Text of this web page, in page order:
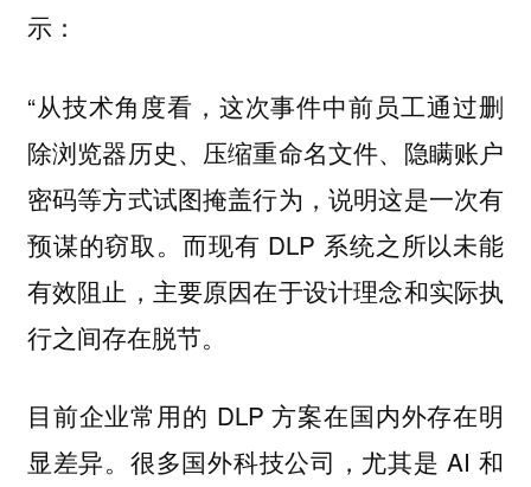
示：
“从技术角度看，这次事件中前员工通过删
除浏览器历史、压缩重命名文件、隐瞒账户
密码等方式试图掩盖行为，说明这是一次有
预谋的窃取。而现有 DLP 系统之所以未能
有效阻止，主要原因在于设计理念和实际执
行之间存在脱节。
目前企业常用的 DLP 方案在国内外存在明
显差异。很多国外科技公司，尤其是 AI 和